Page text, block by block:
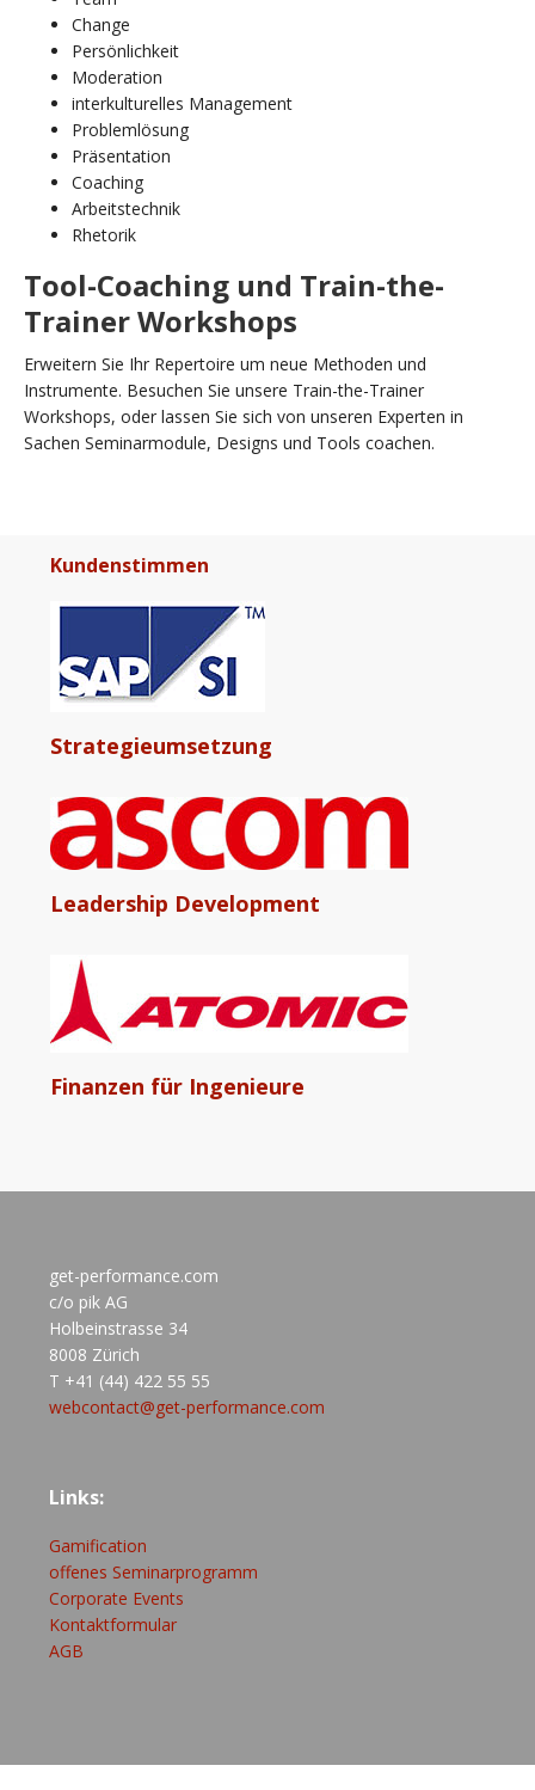
Change
Persönlichkeit
Moderation
interkulturelles Management
Problemlösung
Präsentation
Coaching
Arbeitstechnik
Rhetorik
Tool-Coaching und Train-the-
Trainer Workshops
Erweitern Sie Ihr Repertoire um neue Methoden und
Instrumente. Besuchen Sie unsere Train-the-Trainer
Workshops, oder lassen Sie sich von unseren Experten in
Sachen Seminarmodule, Designs und Tools coachen.
Kundenstimmen
Strategieumsetzung
Leadership Development
Finanzen für Ingenieure
get-performance.com
c/o pik AG
Holbeinstrasse 34
8008 Zürich
T +41 (44) 422 55 55
webcontact@get-performance.com
Links:
Gamification
offenes Seminarprogramm
Corporate Events
Kontaktformular
AGB